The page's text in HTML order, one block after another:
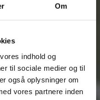
Om
indhold og
til sociale medier og til
også oplysninger om
vores partnere inden